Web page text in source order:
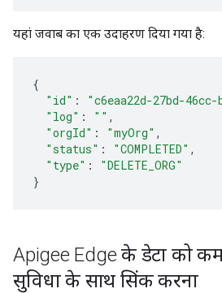
यहां जवाब का एक उदाहरण दिया गया है:
{
"id" : "c6eaa22d-27bd-
"log" : "" ,
"orgId" : "myOrg" ,
"status" : "COMPLETED" ,
"type" :
"DELETE_ORG"
}
Apigee Edge के डेटा को
सुविधा के साथ सिंक करना